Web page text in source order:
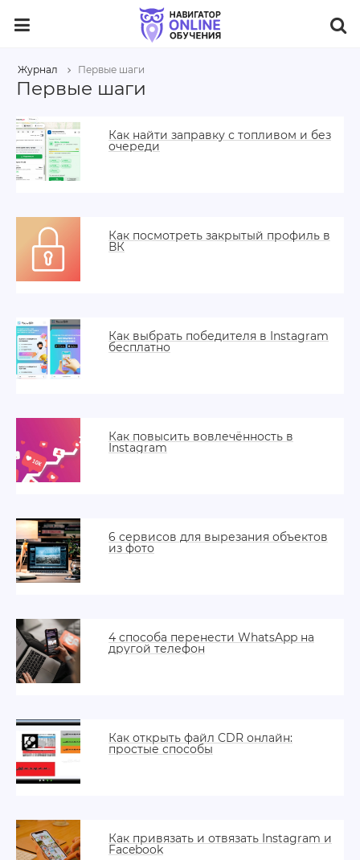
Журнал Первые шаги
Первые шаги
Как найти заправку с топливом и без
очереди
Как посмотреть закрытый профиль в
ВК
Как выбрать победителя в Instagram
бесплатно
Как повысить вовлечённость в
Instagram
6 сервисов для вырезания объектов
из фото
4 способа перенести WhatsApp на
другой телефон
Как открыть файл CDR онлайн:
простые способы
Как привязать и отвязать Instagram и
Facebook